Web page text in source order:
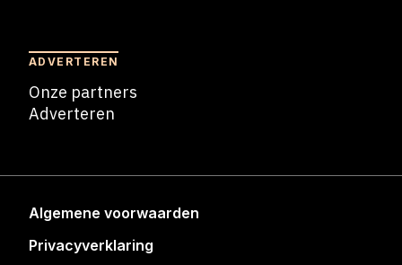
ADVERTEREN
Onze partners
Adverteren
Algemene voorwaarden
Privacyverklaring